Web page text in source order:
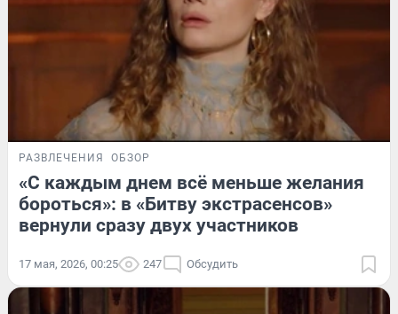
РАЗВЛЕЧЕНИЯ ОБЗОР
«С каждым днем всё меньше желания
бороться»: в «Битву экстрасенсов»
вернули сразу двух участников
17 мая, 2026, 00:25 247 Обсудить